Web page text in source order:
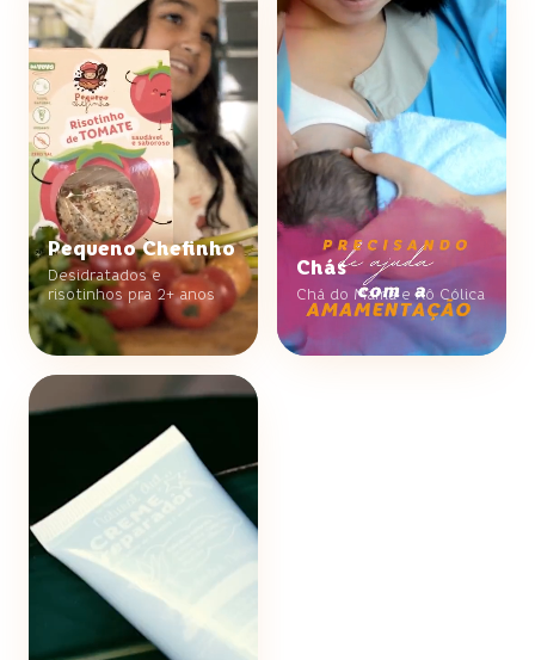
Pequeno Chefinho
Desidratados e
risotinhos pra 2+ anos
Chás
Chá do Mama e Xô Cólica